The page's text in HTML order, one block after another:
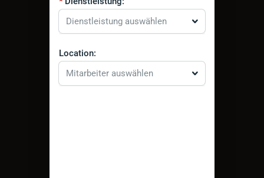
Dienstleistung auswählen
Location:
Mitarbeiter auswählen